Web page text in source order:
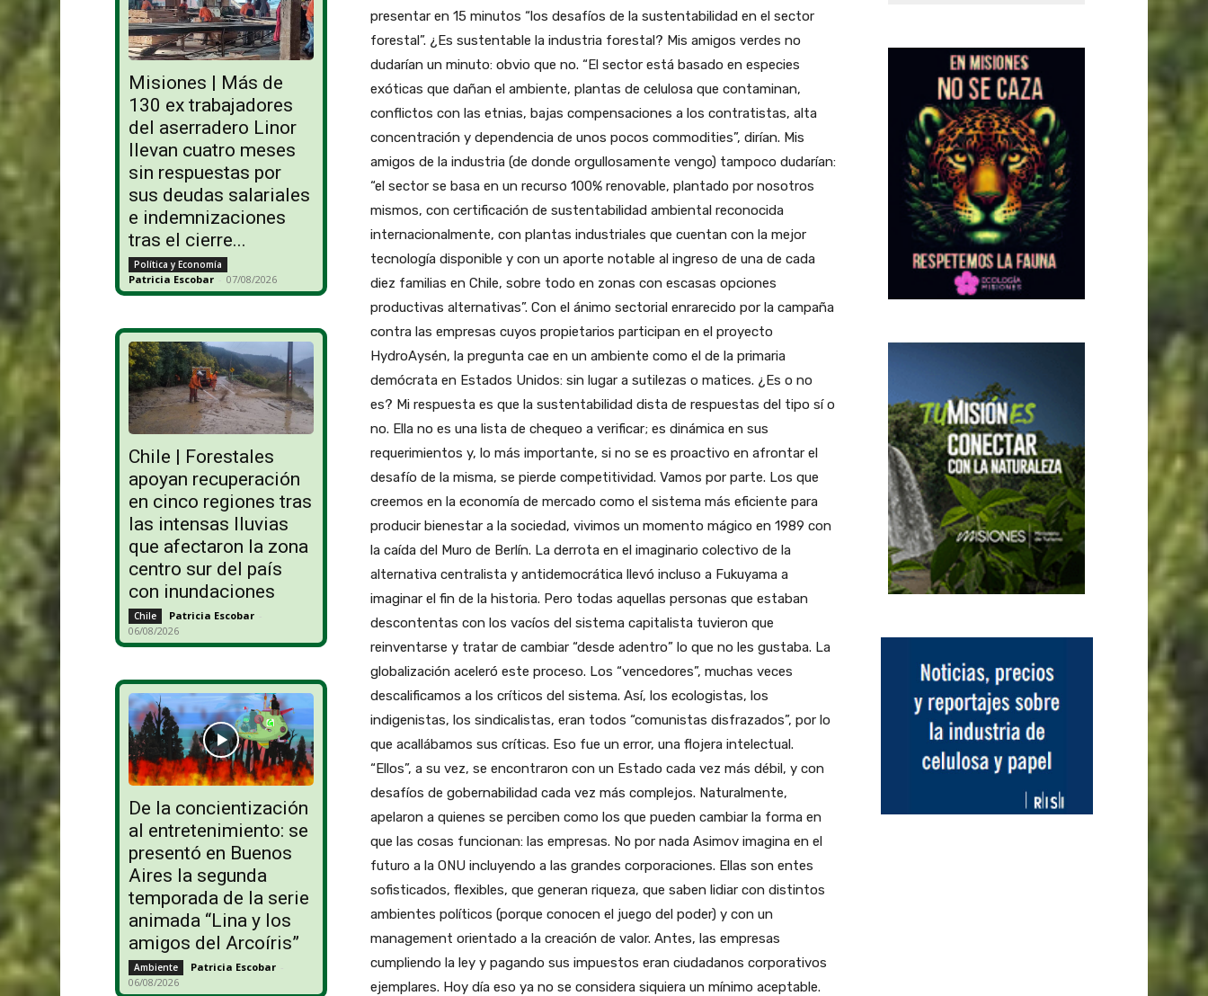
Misiones | Más de
130 ex trabajadores
del aserradero Linor
llevan cuatro meses
sin respuestas por
sus deudas salariales
e indemnizaciones
tras el cierre...
Política y Economía
Patricia Escobar - 07/08/2026
Chile | Forestales
apoyan recuperación
en cinco regiones tras
las intensas lluvias
que afectaron la zona
centro sur del país
con inundaciones
Chile Patricia Escobar -
06/08/2026
De la concientización
al entretenimiento: se
presentó en Buenos
Aires la segunda
temporada de la serie
animada “Lina y los
amigos del Arcoíris”
Ambiente Patricia Escobar -
06/08/2026
presentar en 15 minutos “los desafíos de la sustentabilidad en el sector
forestal”. ¿Es sustentable la industria forestal? Mis amigos verdes no
dudarían un minuto: obvio que no. “El sector está basado en especies
exóticas que dañan el ambiente, plantas de celulosa que contaminan,
conflictos con las etnias, bajas compensaciones a los contratistas, alta
concentración y dependencia de unos pocos commodities”, dirían. Mis
amigos de la industria (de donde orgullosamente vengo) tampoco dudarían:
“el sector se basa en un recurso 100% renovable, plantado por nosotros
mismos, con certificación de sustentabilidad ambiental reconocida
internacionalmente, con plantas industriales que cuentan con la mejor
tecnología disponible y con un aporte notable al ingreso de una de cada
diez familias en Chile, sobre todo en zonas con escasas opciones
productivas alternativas”. Con el ánimo sectorial enrarecido por la campaña
contra las empresas cuyos propietarios participan en el proyecto
HydroAysén, la pregunta cae en un ambiente como el de la primaria
demócrata en Estados Unidos: sin lugar a sutilezas o matices. ¿Es o no
es? Mi respuesta es que la sustentabilidad dista de respuestas del tipo sí o
no. Ella no es una lista de chequeo a verificar; es dinámica en sus
requerimientos y, lo más importante, si no se es proactivo en afrontar el
desafío de la misma, se pierde competitividad. Vamos por parte. Los que
creemos en la economía de mercado como el sistema más eficiente para
producir bienestar a la sociedad, vivimos un momento mágico en 1989 con
la caída del Muro de Berlín. La derrota en el imaginario colectivo de la
alternativa centralista y antidemocrática llevó incluso a Fukuyama a
imaginar el fin de la historia. Pero todas aquellas personas que estaban
descontentas con los vacíos del sistema capitalista tuvieron que
reinventarse y tratar de cambiar “desde adentro” lo que no les gustaba. La
globalización aceleró este proceso. Los “vencedores”, muchas veces
descalificamos a los críticos del sistema. Así, los ecologistas, los
indigenistas, los sindicalistas, eran todos “comunistas disfrazados”, por lo
que acallábamos sus críticas. Eso fue un error, una flojera intelectual.
“Ellos”, a su vez, se encontraron con un Estado cada vez más débil, y con
desafíos de gobernabilidad cada vez más complejos. Naturalmente,
apelaron a quienes se perciben como los que pueden cambiar la forma en
que las cosas funcionan: las empresas. No por nada Asimov imagina en el
futuro a la ONU incluyendo a las grandes corporaciones. Ellas son entes
sofisticados, flexibles, que generan riqueza, que saben lidiar con distintos
ambientes políticos (porque conocen el juego del poder) y con un
management orientado a la creación de valor. Antes, las empresas
cumpliendo la ley y pagando sus impuestos eran ciudadanos corporativos
ejemplares. Hoy día eso ya no se considera siquiera un mínimo aceptable.